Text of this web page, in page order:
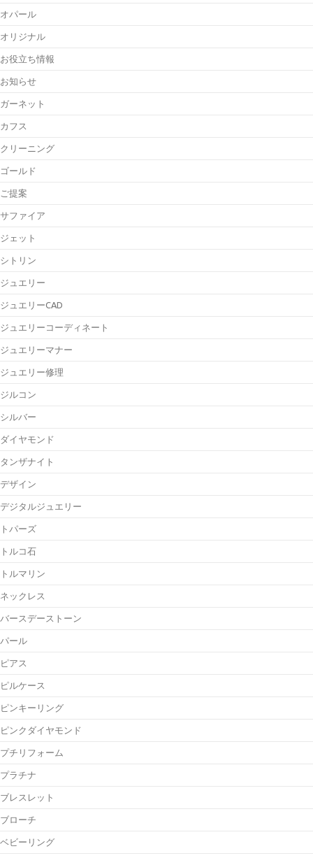
オパール
オリジナル
お役立ち情報
お知らせ
ガーネット
カフス
クリーニング
ゴールド
ご提案
サファイア
ジェット
シトリン
ジュエリー
ジュエリーCAD
ジュエリーコーディネート
ジュエリーマナー
ジュエリー修理
ジルコン
シルバー
ダイヤモンド
タンザナイト
デザイン
デジタルジュエリー
トパーズ
トルコ石
トルマリン
ネックレス
バースデーストーン
パール
ピアス
ピルケース
ピンキーリング
ピンクダイヤモンド
プチリフォーム
プラチナ
ブレスレット
ブローチ
ベビーリング